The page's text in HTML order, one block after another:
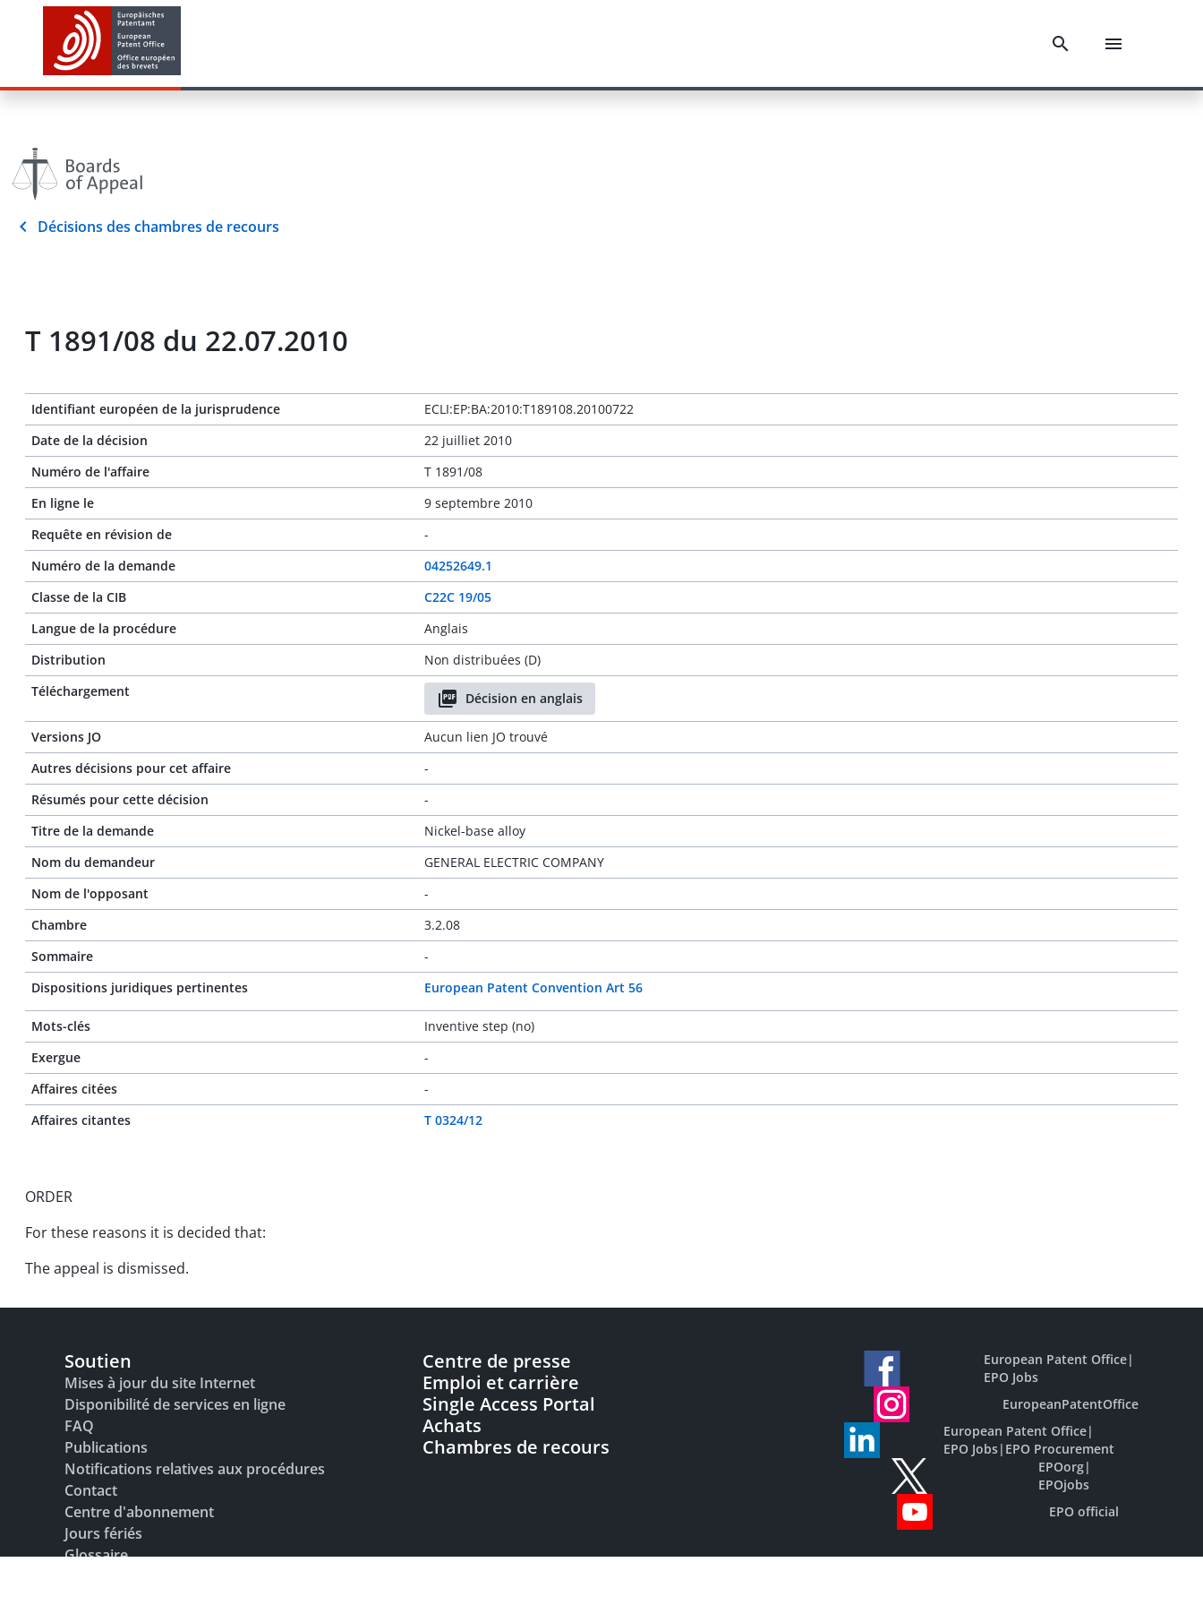
Décisions des chambres de recours
T 1891/08 du 22.07.2010
Identifiant européen de la jurisprudence
ECLI:EP:BA:2010:T189108.20100722
Date de la décision
22 juilliet 2010
Numéro de l'affaire
T 1891/08
En ligne le
9 septembre 2010
Requête en révision de
-
Numéro de la demande
04252649.1
Classe de la CIB
C22C 19/05
Langue de la procédure
Anglais
Distribution
Non distribuées (D)
Téléchargement
Décision en anglais
Versions JO
Aucun lien JO trouvé
Autres décisions pour cet affaire
-
Résumés pour cette décision
-
Titre de la demande
Nickel-base alloy
Nom du demandeur
GENERAL ELECTRIC COMPANY
Nom de l'opposant
-
Chambre
3.2.08
Sommaire
-
Dispositions juridiques pertinentes
European Patent Convention Art 56
Mots-clés
Inventive step (no)
Exergue
-
Affaires citées
-
Affaires citantes
T 0324/12
ORDER
For these reasons it is decided that:
The appeal is dismissed.
Soutien
Mises à jour du site Internet
Disponibilité de services en ligne
FAQ
Publications
Notifications relatives aux procédures
Contact
Centre d'abonnement
Jours fériés
Glossaire
Centre de presse
Emploi et carrière
Single Access Portal
Achats
Chambres de recours
European Patent Office|
EPO Jobs
EuropeanPatentOffice
European Patent Office|
EPO Jobs| EPO Procurement
EPOorg|
EPOjobs
EPO official